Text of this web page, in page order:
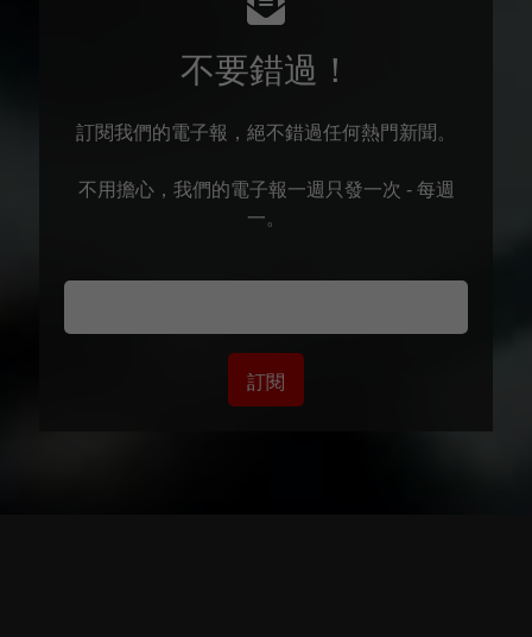
不要錯過！
訂閱我們的電子報，絕不錯過任何熱門新聞。
不用擔心，我們的電子報一週只發一次 - 每週
一。
訂閱